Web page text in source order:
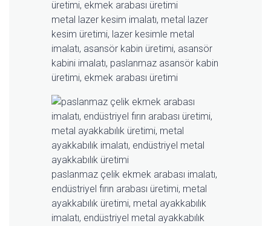
metal lazer kesim imalatı, metal lazer
kesim üretimi, lazer kesimle metal
imalatı, asansör kabin üretimi, asansör
kabini imalatı, paslanmaz asansör kabin
üretimi, ekmek arabası üretimi
paslanmaz çelik ekmek arabası imalatı,
endüstriyel fırın arabası üretimi, metal
ayakkabılık üretimi, metal ayakkabılık
imalatı, endüstriyel metal ayakkabılık